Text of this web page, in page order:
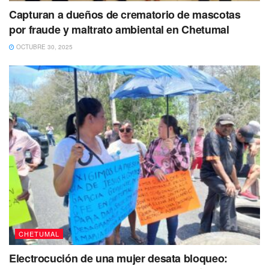
El joven fue reportado como desaparecido el 22 de mayo
de 2023. Hasta el momento se presume como persona no
localizada, de tal forma que se ha activado una ficha de
Capturan a dueños de crematorio de mascotas
por fraude y maltrato ambiental en Chetumal
OCTUBRE 30, 2025
CHETUMAL
Electrocución de una mujer desata bloqueo: